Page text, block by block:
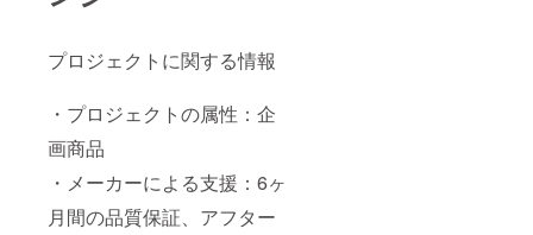
プロジェクトに関する情報
・プロジェクトの属性：企
画商品
・メーカーによる支援：6ヶ
月間の品質保証、アフター